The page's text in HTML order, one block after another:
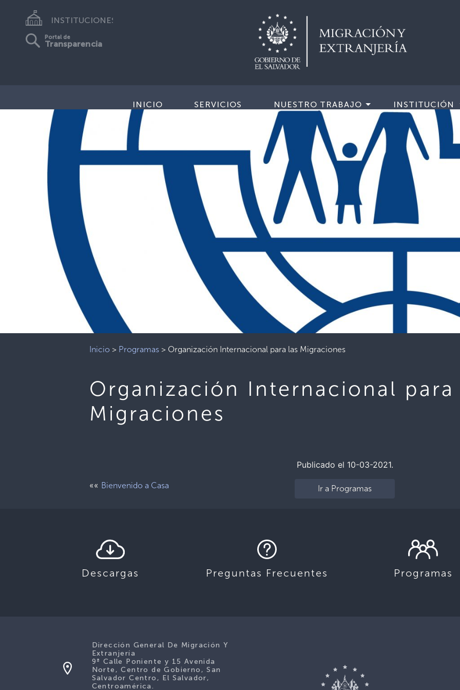
INSTITUCIONES
Portal de
Transparencia
INICIO SERVICIOS NUESTRO TRABAJO INSTITUCIÓN
Inicio > Programas > Organización Internacional para las Migraciones
Organización Internacional para
Migraciones
Publicado el 10-03-2021.
«« Bienvenido a Casa Ir a Programas
Descargas Preguntas Frecuentes Programas
Dirección General De Migración Y
Extranjería
9ª Calle Poniente y 15 Avenida
Norte, Centro de Gobierno, San
Salvador Centro, El Salvador,
Centroamérica.